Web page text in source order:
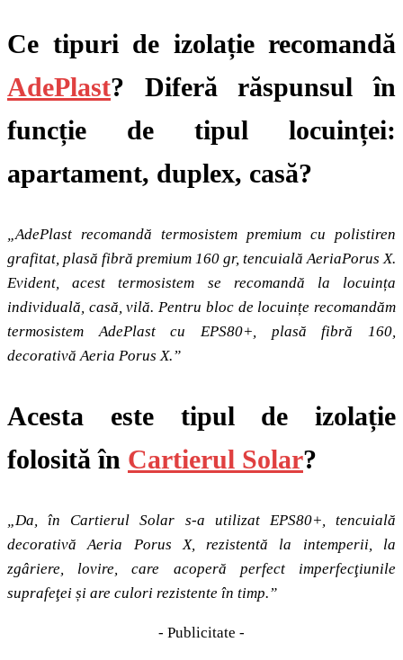
Ce tipuri de izolație recomandă
AdePlast? Diferă răspunsul în
funcție de tipul locuinței:
apartament, duplex, casă?
„AdePlast recomandă termosistem premium cu polistiren
grafitat, plasă fibră premium 160 gr, tencuială AeriaPorus X.
Evident, acest termosistem se recomandă la locuința
individuală, casă, vilă. Pentru bloc de locuințe recomandăm
termosistem AdePlast cu EPS80+, plasă fibră 160,
decorativă Aeria Porus X.”
Acesta este tipul de izolație
folosită în Cartierul Solar?
„Da, în Cartierul Solar s-a utilizat EPS80+, tencuială
decorativă Aeria Porus X, rezistentă la intemperii, la
zgâriere, lovire, care acoperă perfect imperfecţiunile
suprafeţei și are culori rezistente în timp.”
- Publicitate -